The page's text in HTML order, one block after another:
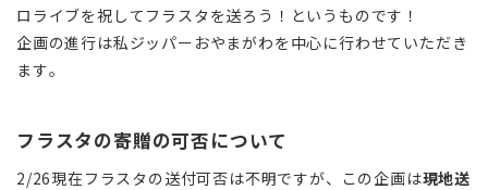
ロライブを祝してフラスタを送ろう！というものです！
企画の進行は私ジッパーおやまがわを中心に行わせていただき
ます。
フラスタの寄贈の可否について
2/26現在フラスタの送付可否は不明ですが、この企画は現地送